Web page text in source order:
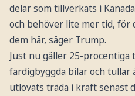
delar som tillverkats i
och behöver lite mer tid, för
dem här, säger Trump.
Just nu gäller 25-
färdigbyggda bilar och
utlovats träda i kraft senast